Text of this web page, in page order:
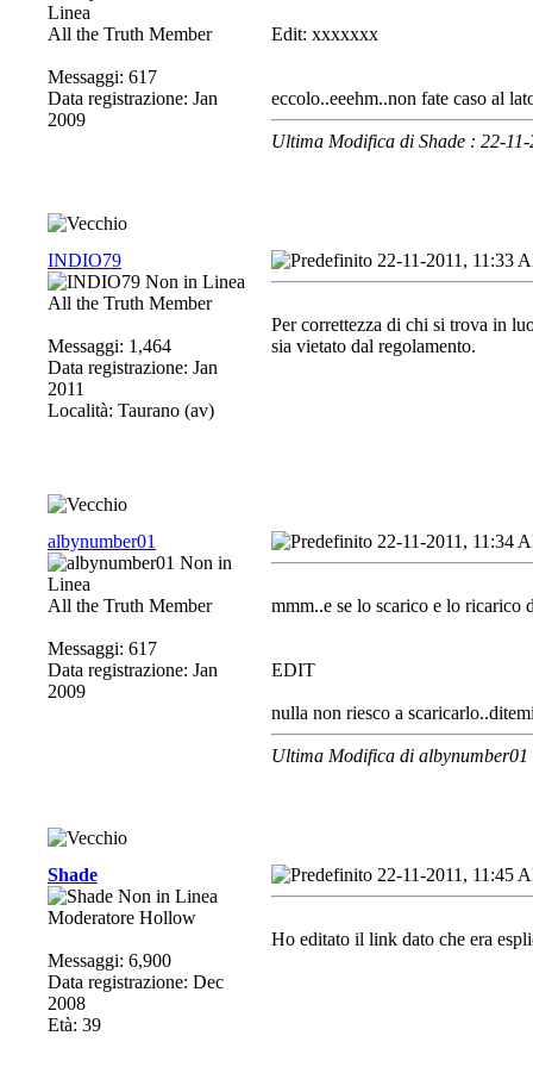
All the Truth Member
Messaggi: 617
Data registrazione: Jan
2009
Edit: xxxxxxx
eccolo..eeehm..non fate caso al
Ultima Modifica di Shade : 22-
INDIO79
All the Truth Member
Messaggi: 1,464
Data registrazione: Jan
2011
Località: Taurano (av)
22-11-2011, 11:33
Per correttezza di chi si trova in
sia vietato dal regolamento.
albynumber01
All the Truth Member
Messaggi: 617
Data registrazione: Jan
2009
22-11-2011, 11:34
mmm..e se lo scarico e lo ricarico
EDIT
nulla non riesco a
Ultima Modifica di
Shade
Moderatore Hollow
Messaggi: 6,900
Data registrazione: Dec
2008
Età: 39
22-11-2011, 11:45
Ho editato il link dato che era